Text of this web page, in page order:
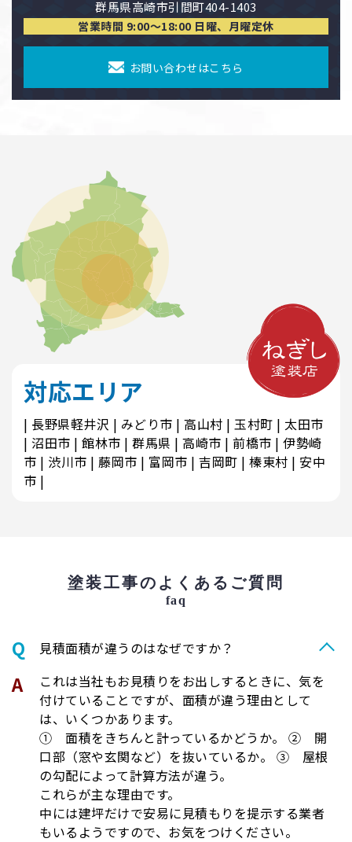
群馬県高崎市引間町404-1403
営業時間 9:00〜18:00 日曜、月曜定休
お問い合わせはこちら
対応エリア
長野県軽井沢 みどり市 高山村 玉村町
太田市
沼田市
館林市 群馬県 高崎市 前橋市
伊勢崎
市
渋川市 藤岡市 富岡市 吉岡町 榛東村
安中
市
塗装工事のよくあるご質問
faq
⾒積⾯積が違うのはなぜですか？
これは当社もお見積りをお出しするときに、気を
付けていることですが、面積が違う理由として
は、いくつかあります。
① 面積をきちんと計っているかどうか。 ② 開
口部（窓や玄関など）を抜いているか。 ③ 屋根
の勾配によって計算方法が違う。
これらが主な理由です。
中には建坪だけで安易に見積もりを提示する業者
もいるようですので、お気をつけください。